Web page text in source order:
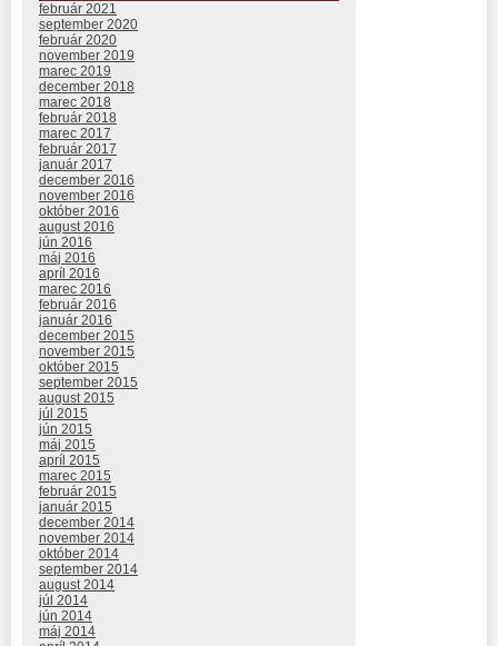
február 2021
september 2020
február 2020
november 2019
marec 2019
december 2018
marec 2018
február 2018
marec 2017
február 2017
január 2017
december 2016
november 2016
október 2016
august 2016
jún 2016
máj 2016
apríl 2016
marec 2016
február 2016
január 2016
december 2015
november 2015
október 2015
september 2015
august 2015
júl 2015
jún 2015
máj 2015
apríl 2015
marec 2015
február 2015
január 2015
december 2014
november 2014
október 2014
september 2014
august 2014
júl 2014
jún 2014
máj 2014